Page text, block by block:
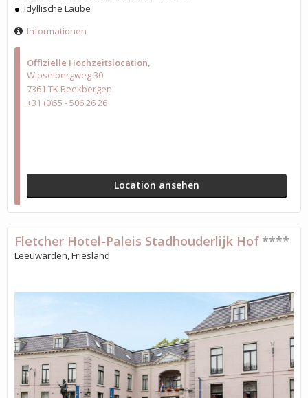
Offizielle Hochzeitslocation
Wipselbergweg 30
7361 TK Beekbergen
+31 (0)55 - 506 26 26
Location ansehen
Idyllische Laube
Informationen
Fletcher Hotel-Paleis Stadhouderlijk Hof ****
Leeuwarden, Friesland